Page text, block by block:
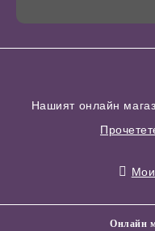
Нашият онлайн
Онлайн